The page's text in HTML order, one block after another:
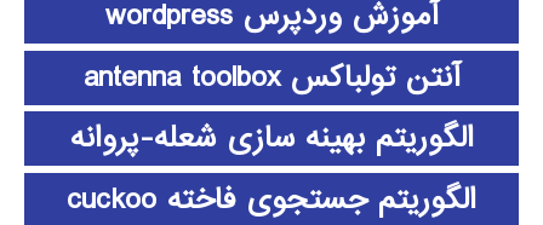
آموزش وردپرس wordpress
آنتن تولباکس antenna toolbox
الگوریتم بهینه سازی شعله-پروانه
الگوریتم جستجوی فاخته cuckoo